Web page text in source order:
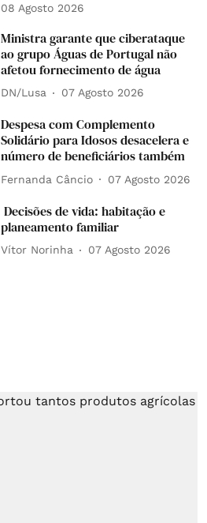
08 Agosto 2026
Ministra garante que ciberataque
ao grupo Águas de Portugal não
afetou fornecimento de água
DN/Lusa 07 Agosto 2026
Despesa com Complemento
Solidário para Idosos desacelera e
número de beneficiários também
Fernanda Câncio 07 Agosto 2026
Decisões de vida: habitação e
planeamento familiar
Vítor Norinha 07 Agosto 2026